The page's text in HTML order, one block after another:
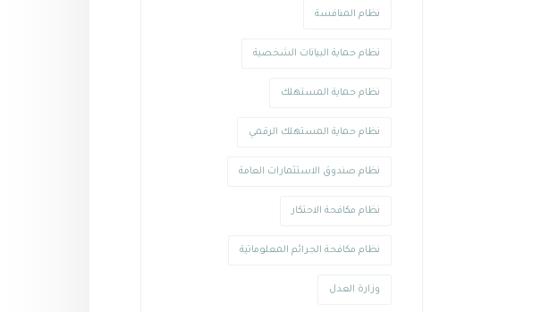
نظام المنافسة
نظام حماية البيانات الشخصية
نظام حماية المستهلك
نظام حماية المستهلك الرقمي
نظام صندوق الاستثمارات العامة
نظام مكافحة الاحتكار
نظام مكافحة الجرائم المعلوماتية
وزارة العدل